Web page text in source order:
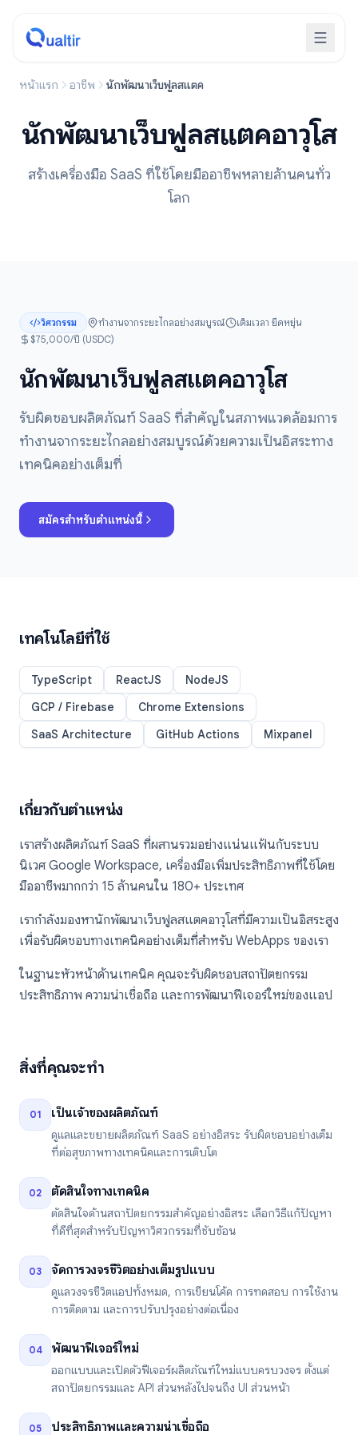
หน้าแรก อาชีพ นักพัฒนาเว็บฟูลสแตค
นักพัฒนาเว็บฟูลสแตคอาวุโส
สร้างเครื่องมือ SaaS ที่ใช้โดยมืออาชีพหลายล้านคนทั่ว
โลก
วิศวกรรม ทำงานจากระยะไกลอย่างสมบูรณ์
เต็มเวลา ยืดหยุ่น
$75,000/ปี (USDC)
นักพัฒนาเว็บฟูลสแตคอาวุโส
รับผิดชอบผลิตภัณฑ์ SaaS ที่สำคัญในสภาพแวดล้อมการ
ทำงานจากระยะไกลอย่างสมบูรณ์ด้วยความเป็นอิสระทาง
เทคนิคอย่างเต็มที่
สมัครสำหรับตำแหน่งนี้
เทคโนโลยีที่ใช้
TypeScript ReactJS
NodeJS
GCP / Firebase
Chrome Extensions
SaaS Architecture
GitHub Actions Mixpanel
เกี่ยวกับตำแหน่ง
เราสร้างผลิตภัณฑ์ SaaS ที่ผสานรวมอย่างแน่นแฟ้นกับระบบ
นิเวศ Google Workspace, เครื่องมือเพิ่มประสิทธิภาพที่ใช้โดย
มืออาชีพมากกว่า 15 ล้านคนใน 180+ ประเทศ
เรากำลังมองหานักพัฒนาเว็บฟูลสแตคอาวุโสที่มีความเป็นอิสระสูง
เพื่อรับผิดชอบทางเทคนิคอย่างเต็มที่สำหรับ WebApps ของเรา
ในฐานะหัวหน้าด้านเทคนิค คุณจะรับผิดชอบสถาปัตยกรรม
ประสิทธิภาพ ความน่าเชื่อถือ และการพัฒนาฟีเจอร์ใหม่ของแอป
สิ่งที่คุณจะทำ
01 เป็นเจ้าของผลิตภัณฑ์
ดูแลและขยายผลิตภัณฑ์ SaaS อย่างอิสระ รับผิดชอบอย่างเต็ม
ที่ต่อสุขภาพทางเทคนิคและการเติบโต
02 ตัดสินใจทางเทคนิค
ตัดสินใจด้านสถาปัตยกรรมสำคัญอย่างอิสระ เลือกวิธีแก้ปัญหา
ที่ดีที่สุดสำหรับปัญหาวิศวกรรมที่ซับซ้อน
03 จัดการวงจรชีวิตอย่างเต็มรูปแบบ
ดูแลวงจรชีวิตแอปทั้งหมด, การเขียนโค้ด การทดสอบ การใช้งาน
การติดตาม และการปรับปรุงอย่างต่อเนื่อง
04 พัฒนาฟีเจอร์ใหม่
ออกแบบและเปิดตัวฟีเจอร์ผลิตภัณฑ์ใหม่แบบครบวงจร ตั้งแต่
สถาปัตยกรรมและ API ส่วนหลังไปจนถึง UI ส่วนหน้า
05 ประสิทธิภาพและความน่าเชื่อถือ